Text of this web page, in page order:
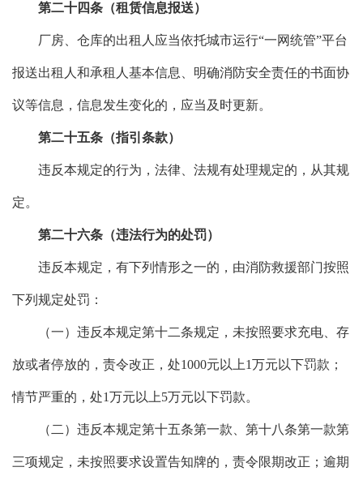
第二十四条（租赁信息报送）
厂房、仓库的出租人应当依托城市运行“一网统管”平台
报送出租人和承租人基本信息、明确消防安全责任的书面协
议等信息，信息发生变化的，应当及时更新。
第二十五条（指引条款）
违反本规定的行为，法律、法规有处理规定的，从其规
定。
第二十六条（违法行为的处罚）
违反本规定，有下列情形之一的，由消防救援部门按照
下列规定处罚：
（一）违反本规定第十二条规定，未按照要求充电、存
放或者停放的，责令改正，处1000元以上1万元以下罚款；
情节严重的，处1万元以上5万元以下罚款。
（二）违反本规定第十五条第一款、第十八条第一款第
三项规定，未按照要求设置告知牌的，责令限期改正；逾期